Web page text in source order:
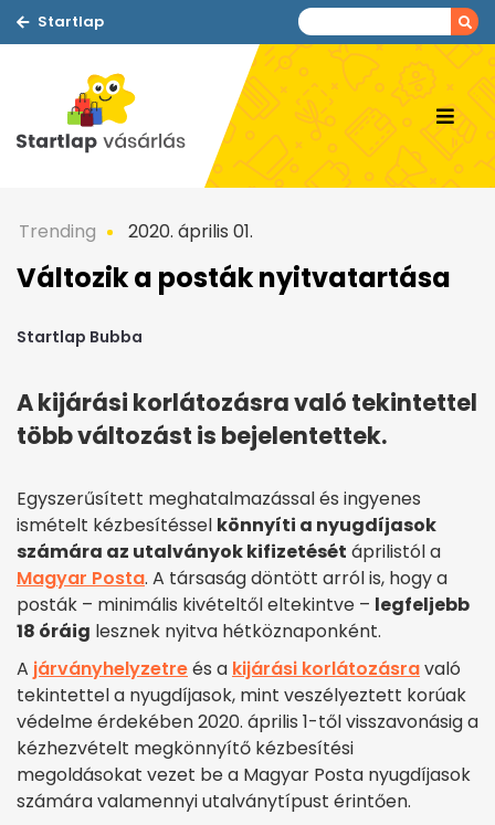
Startlap
Trending 2020. április 01.
Változik a posták nyitvatartása
Startlap Bubba
A kijárási korlátozásra való tekintettel
több változást is bejelentettek.
Egyszerűsített meghatalmazással és ingyenes
ismételt kézbesítéssel könnyíti a nyugdíjasok
számára az utalványok kifizetését áprilistól a
Magyar Posta. A társaság döntött arról is, hogy a
posták – minimális kivételtől eltekintve – legfeljebb
18 óráig lesznek nyitva hétköznaponként.
A járványhelyzetreés a kijárási korlátozásravaló
tekintettel a nyugdíjasok, mint veszélyeztett korúak
védelme érdekében 2020. április 1-től visszavonásig a
kézhezvételt megkönnyítő kézbesítési
megoldásokat vezet be a Magyar Posta nyugdíjasok
számára valamennyi utalványtípust érintően.